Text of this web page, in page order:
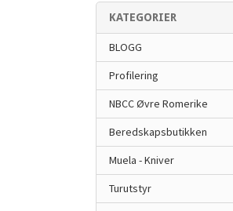
KATEGORIER
BLOGG
Profilering
NBCC Øvre Romerike
Beredskapsbutikken
Muela - Kniver
Turutstyr